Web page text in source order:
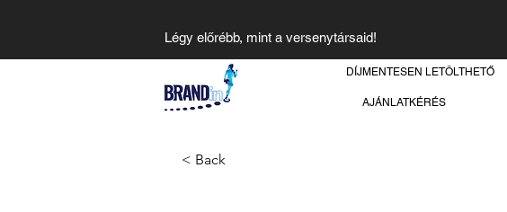
Légy előrébb, mint a versenytársaid!
DÍJMENTESEN LETÖLTHETŐ
AJÁNLATKÉRÉS
< Back